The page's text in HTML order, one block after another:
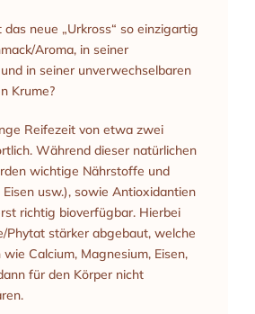
neue „Urkross“ so einzigartig
Aroma, in seiner
in seiner unverwechselbaren
Krume?
Reifezeit von etwa zwei
Während dieser natürlichen
wichtige Nährstoffe und
Eisen usw.), sowie Antioxidantien
richtig bioverfügbar. Hierbei
Phytat stärker abgebaut, welche
Calcium, Magnesium, Eisen,
für den Körper nicht